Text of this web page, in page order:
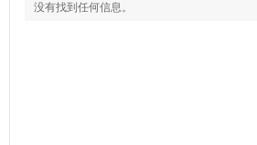
没有找到任何信息。